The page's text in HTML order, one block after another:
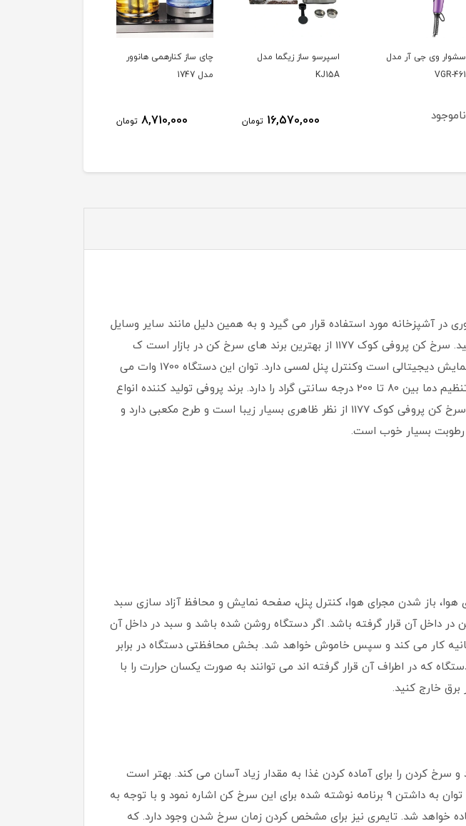
اسپرسو ساز زیگما مدل
KJ15A
16,570,000
چای ساز کنارهمی هانوور
مدل 1747
8,710,000 تومان
آبسردکن توشیبا مدل
RWF-W1766TU(K)
ناموجود
آشپزخانه مورد استفاده قرار می گیرد و به همین دلیل مانند سایر وسایل
باید اطلاعات کاملی از این وسیله را داشته باشید تا بتوانید خرید قابل قبولی انجام دهید. سرخ کن پروفی کوک 1177 از بهترین برند های سرخ کن در بازار است ک
ساخت چین و تحت لیسانس آلمان می باشد. سرخ کن پروفی کوک 1177 دارای صفحه نمایش دیجیتالی است وکنترل پنل لمسی دارد. توان این دستگاه 1700 وات می
باشد و نسبت به محصولات مشابه از قدرت بالایی برخوردار است. این دستگاه قابلیت تنظیم دما بین 80 تا 200 درجه سانتی گراد را دارد. برند پروفی تولید کننده انواع
لوازم خانگی می باشد که سرخ کن پروفی کوک 1177 از بهترین محصولات آن می باشد. سرخ کن پروفی کوک 1177 از نظر ظاهری بسیار زیبا است و طرح مکعبی دارد و
رطوبت بسیار خوب است.
باز شدن مجرای هوا، کنترل پنل، صفحه نمایش و محافظ آزاد سازی سبد
کوک 1177 زمانی است که سبد سرخ کن در داخل آن قرار گرفته باشد. اگر دستگاه روشن شده باشد و سبد در داخل آن
دستگاه به حالت نیمه روشن خواهد بود و فن آن روشن خواهد ماند. فن تا 20 ثانیه کار می کند و سپس خاموش خواهد شد. بخش محافظتی دستگاه در برابر
که در اطراف آن قرار گرفته اند می توانند به صورت یکسان حرارت را با
برق خارج کنید.
ظرفیت بالای آن می باشد و حدود 5.5 لیتر ظرفیت داد و سرخ کردن را برای آماده کردن غذا به مقدار زیاد آسان می کند. بهتر است
یکبار غذا را در آن سرخ کنید و از سرخ کردن مجدد بپرهیزید. از دیگر ویژگی های آن می توان به داشتن 9 برنامه نوشته شده برای این سرخ کن اشاره نمود و با توجه به
خواهد شد. تایمری نیز برای مشخص کردن زمان سرخ شدن وجود دارد. که